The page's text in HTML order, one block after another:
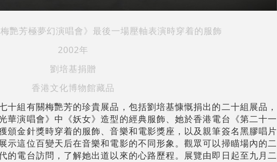
艷芳極夢幻演唱會》最後一場壓軸表演時穿着的服飾
2002年
劉培基捐贈
香港文化博物館藏品
十組有關梅艷芳的珍貴展品，包括劉培基慷慨捐出的二十組展品，
華演唱會》中《妖女》造型的經典服飾、她於香港電台《第二十一
頒金針獎時穿着的服飾、音樂和電影獎座，以及親筆簽名黑膠唱片
示這位百變天后在音樂和電影的不同形象。觀眾可以掃瞄場內的二
的電台訪問，了解她出道以來的心路歷程。展覽由即日起至九月二